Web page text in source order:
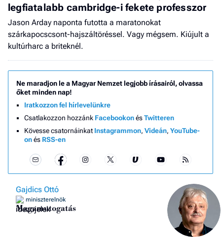
legfiatalabb cambridge-i fekete professzor
Jason Arday naponta futotta a maratonokat
szárkapocscsont-hajszáltöréssel. Vagy mégsem. Kiújult a
kultúrharc a briteknél.
Ne maradjon le a Magyar Nemzet legjobb írásairól, olvassa
őket minden nap!
Iratkozzon fel hírlevelünkre
Csatlakozzon hozzánk FacebookonésTwitteren
Kövesse csatornáinkat Instagrammon, Videán, YouTube-
onés RSS-en
Gajdics Ottó
miniszterelnök
Magamutogatás